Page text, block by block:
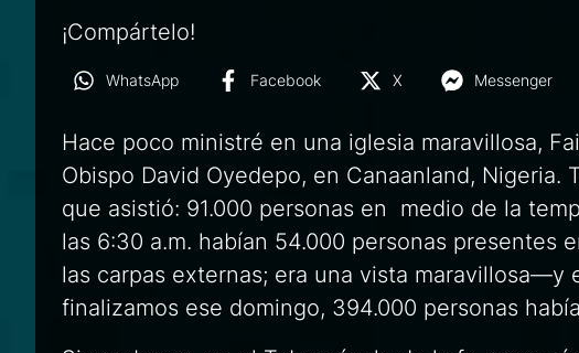
¡Compártelo!
WhatsApp Facebook X Messenger
Hace poco ministré en una iglesia maravillosa,
Obispo David Oyedepo, en Canaanland,
que asistió: 91.000 personas en medio de la
las 6:30 a.m. habían 54.000 personas presentes
las carpas externas; era una vista
finalizamos ese domingo, 394.000 personas